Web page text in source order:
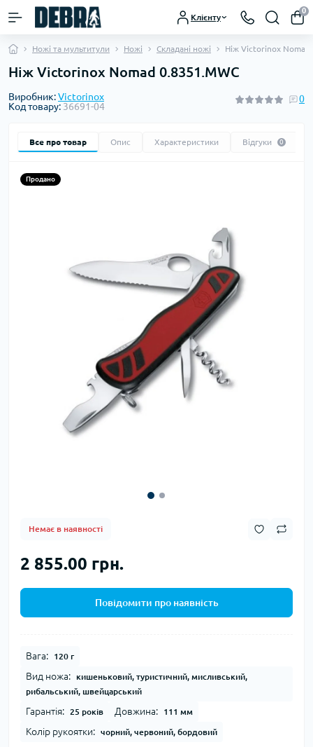
Клієнту
0
Ножі та мультитули Ножі Складані ножі Ніж Victorinox Nomad
Ніж Victorinox Nomad 0.8351.MWC
Виробник:Victorinox
Код товару: 36691-04
0
Все про товар Опис Характеристики Відгуки 0
Продано
Немає в наявності
2 855.00 грн.
Повідомити про наявність
Вага: 120 г
Вид ножа:
кишеньковий, туристичний, мисливський,
рибальський, швейцарський
Гарантія: 25 років Довжина: 111 мм
Колір рукоятки: чорний, червоний, бордовий